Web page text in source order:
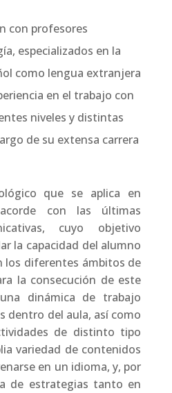
con profesores
especializados en la
como lengua extranjera
en el trabajo con
niveles y distintas
de su extensa carrera
que se aplica en
con las últimas
cuyo objetivo
la capacidad del alumno
los diferentes ámbitos de
la consecución de este
dinámica de trabajo
dentro del aula, así como
de distinto tipo
variedad de contenidos
en un idioma, y, por
de estrategias tanto en